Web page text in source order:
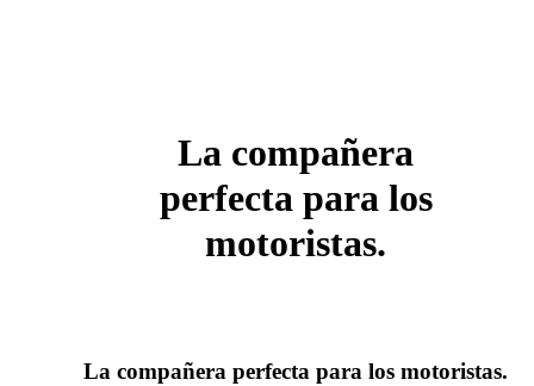
La compañera
perfecta para los
motoristas.
La compañera perfecta para los motoristas.